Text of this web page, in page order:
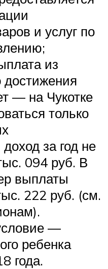
и услуг по
из
достижения
— на Чукотке
только
за год не
094 руб. В
выплаты
222 руб. (см.
—
ребенка
года.